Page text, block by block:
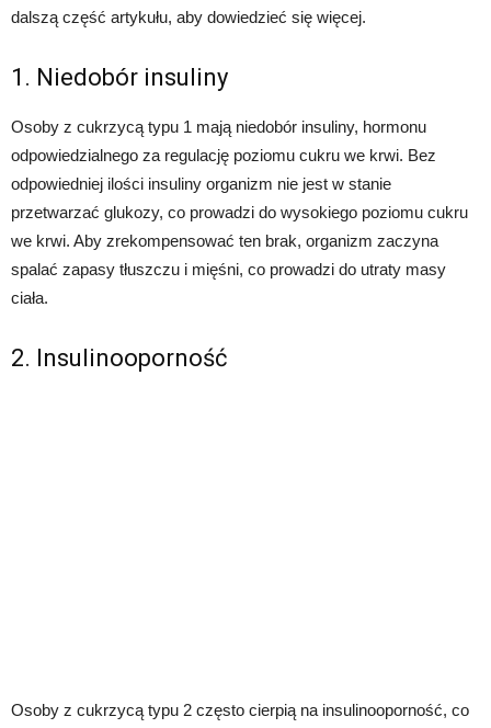
dalszą część artykułu, aby dowiedzieć się więcej.
1. Niedobór insuliny
Osoby z cukrzycą typu 1 mają niedobór insuliny, hormonu
odpowiedzialnego za regulację poziomu cukru we krwi. Bez
odpowiedniej ilości insuliny organizm nie jest w stanie
przetwarzać glukozy, co prowadzi do wysokiego poziomu cukru
we krwi. Aby zrekompensować ten brak, organizm zaczyna
spalać zapasy tłuszczu i mięśni, co prowadzi do utraty masy
ciała.
2. Insulinooporność
Osoby z cukrzycą typu 2 często cierpią na insulinooporność, co